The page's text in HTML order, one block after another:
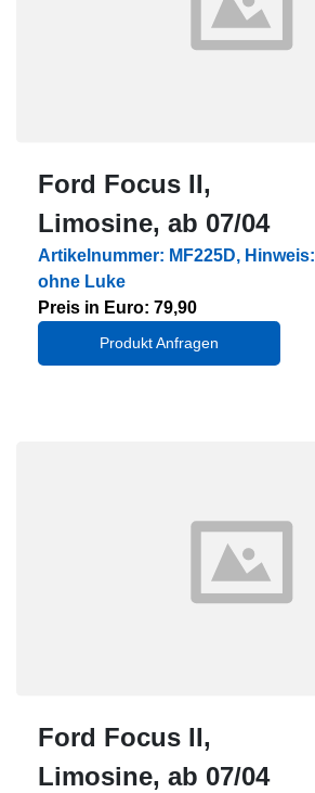
Ford Focus II,
Limosine, ab 07/04
Artikelnummer: MF225D, Hinweis:
ohne Luke
Preis in Euro: 79,90
Produkt Anfragen
Ford Focus II,
Limosine, ab 07/04